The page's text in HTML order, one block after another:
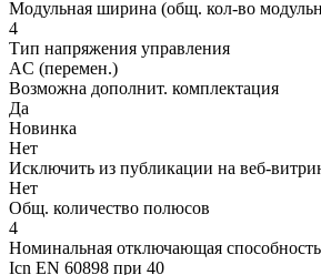
Модульная ширина (общ. кол-во
4
Тип напряжения управления
AC (перемен.)
Возможна дополнит. комплектация
Да
Новинка
Нет
Исключить из публикации на веб-
Нет
Общ. количество полюсов
4
Номинальная отключающая
Icn EN 60898 при 40